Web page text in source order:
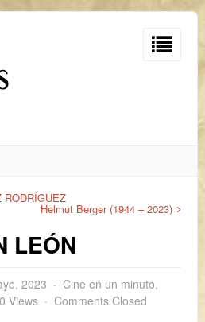
RODRÍGUEZ
Helmut Berger (1944 – 2023)
LEÓN
2023 Cine en un minuto,
Views Comments Closed